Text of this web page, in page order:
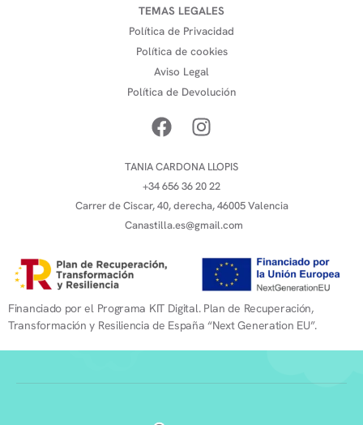
TEMAS LEGALES
Política de Privacidad
Política de cookies
Aviso Legal
Política de Devolución
TANIA CARDONA LLOPIS
+34 656 36 20 22
Carrer de Ciscar, 40, derecha, 46005 Valencia
Canastilla.es@gmail.com
Financiado por el Programa KIT Digital. Plan de Recuperación,
Transformación y Resiliencia de España “Next Generation EU”.